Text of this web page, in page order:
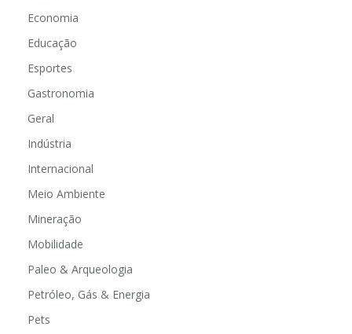
Economia
Educação
Esportes
Gastronomia
Geral
Indústria
Internacional
Meio Ambiente
Mineração
Mobilidade
Paleo & Arqueologia
Petróleo, Gás & Energia
Pets